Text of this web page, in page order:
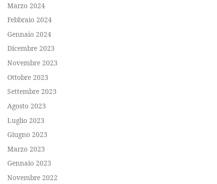
Marzo 2024
Febbraio 2024
Gennaio 2024
Dicembre 2023
Novembre 2023
Ottobre 2023
Settembre 2023
Agosto 2023
Luglio 2023
Giugno 2023
Marzo 2023
Gennaio 2023
Novembre 2022